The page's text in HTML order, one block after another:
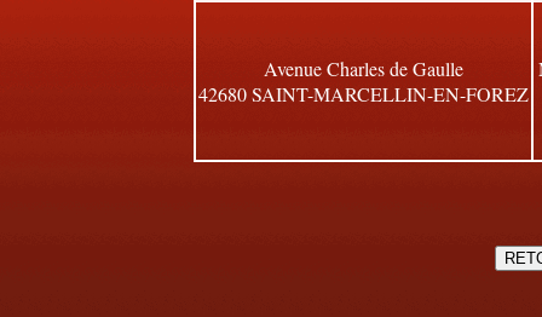
Avenue Charles de Gaulle
42680 SAINT-MARCELLIN-EN-FOREZ